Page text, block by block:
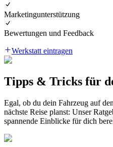
Marketingunterstützung
Bewertungen und Feedback
Werkstatt eintragen
Tipps & Tricks für
Egal, ob du dein Fahrzeug auf
nächste Reise planst: Unser
spannende Einblicke für dich